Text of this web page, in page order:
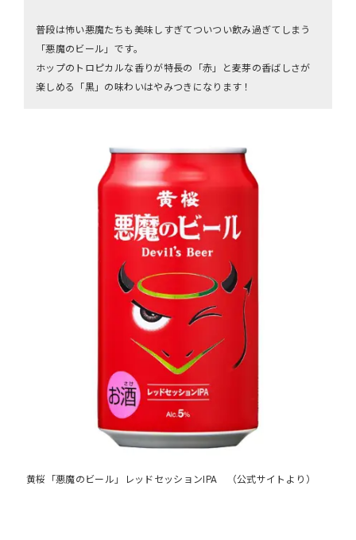
普段は怖い悪魔たちも美味しすぎてついつい飲み過ぎてしまう
「悪魔のビール」です。
ホップのトロピカルな香りが特長の「赤」と麦芽の香ばしさが
楽しめる「黒」の味わいはやみつきになります！
黄桜「悪魔のビール」レッドセッションIPA （公式サイトより）